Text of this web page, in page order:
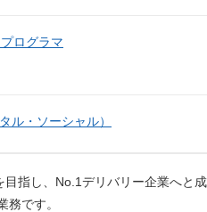
ログラマ
ル・ソーシャル）
指し、No.1デリバリー企業へと
です。